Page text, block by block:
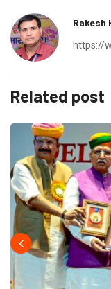
Rakesh
https://
Related post